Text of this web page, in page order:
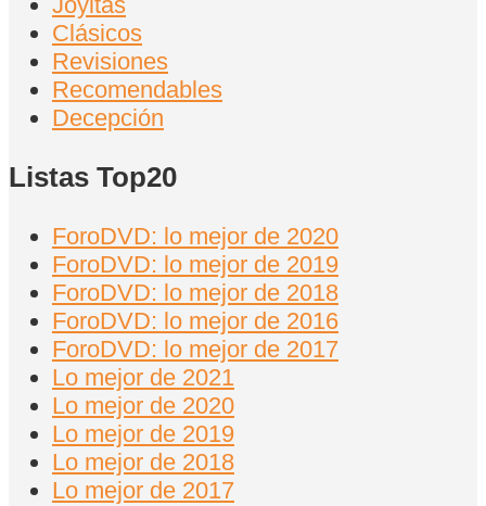
Clásicos
Revisiones
Recomendables
Decepción
Listas Top20
ForoDVD: lo mejor de 2020
ForoDVD: lo mejor de 2019
ForoDVD: lo mejor de 2018
ForoDVD: lo mejor de 2016
ForoDVD: lo mejor de 2017
Lo mejor de 2021
Lo mejor de 2020
Lo mejor de 2019
Lo mejor de 2018
Lo mejor de 2017